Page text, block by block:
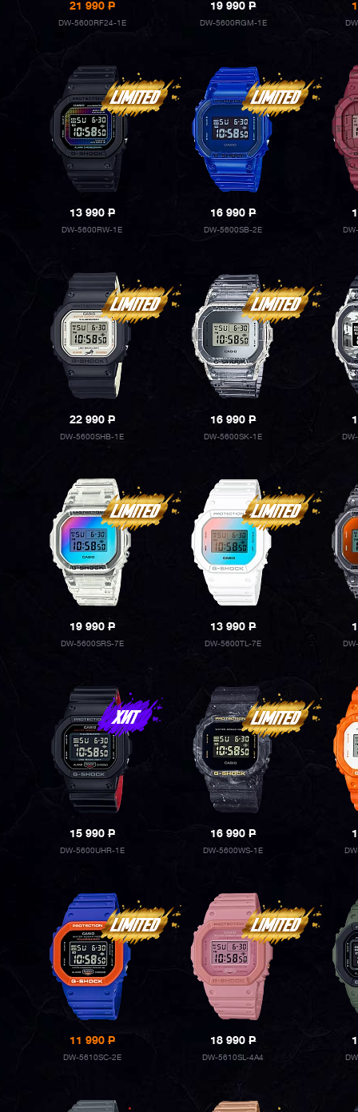
21 990P
DW-5600RF24-1E
19 990P
DW-5600RGM-1E
13 990P
DW-5600RW-1E
16 990P
DW-5600SB-2E
22 990P
DW-5600SHB-1E
16 990P
DW-5600SK-1E
19 990P
DW-5600SRS-7E
13 990P
DW-5600TL-7E
15 990P
DW-5600UHR-1E
16 990P
DW-5600WS-1E
11 990P
DW-5610SC-2E
18 990P
DW-5610SL-4A4